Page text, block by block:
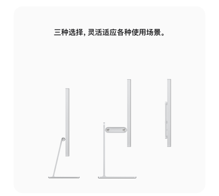
三种选择，灵活适应各种使用场景。